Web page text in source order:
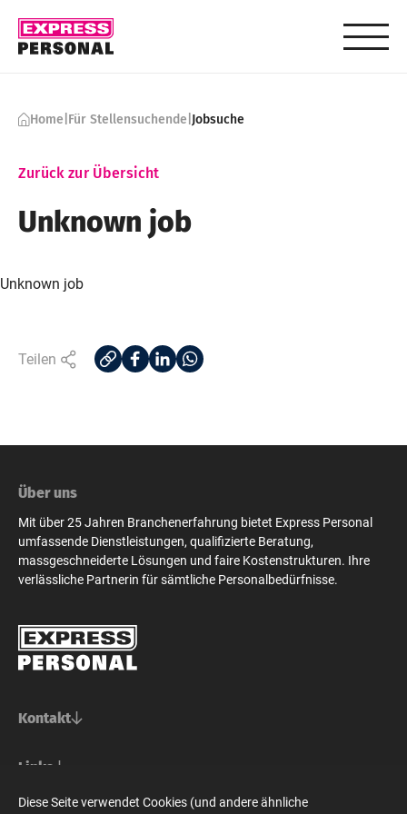
Home|Für Stellensuchende|Jobsuche
Zurück zur Übersicht
Unknown job
Unknown job
Teilen
Über uns
Mit über 25 Jahren Branchenerfahrung bietet Express Personal
umfassende Dienstleistungen, qualifizierte Beratung,
massgeschneiderte Lösungen und faire Kostenstrukturen. Ihre
verlässliche Partnerin für sämtliche Personalbedürfnisse.
Kontakt
Basel/Nordwestschweiz
Steinenvorstadt 73
Bern/Mittelland
Links
Für Stellensuchende
Diese Seite verwendet Cookies (und andere ähnliche